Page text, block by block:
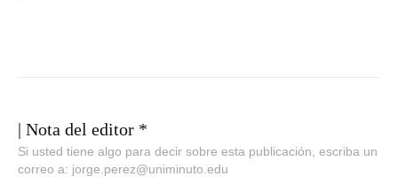
| Nota del editor *
Si usted tiene algo para decir sobre esta publicación, escriba un
correo a: jorge.perez@uniminuto.edu